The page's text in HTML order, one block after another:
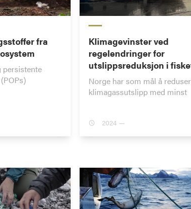
fra
persistente
Klimagevinster ved
regelendringer for
utslippsreduksjon i
Norge har som mål å
klimagassutslipp med minst
2024 —